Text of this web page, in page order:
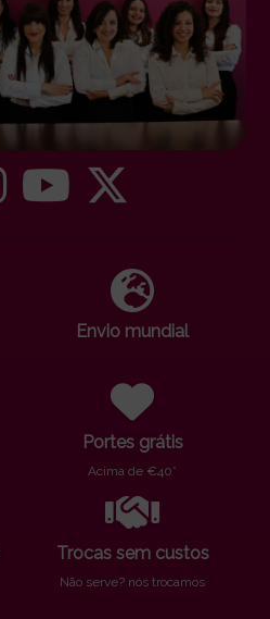
Envio mundial
Portes grátis
Acima de €40*
Trocas sem custos
Não serve? nós trocamos